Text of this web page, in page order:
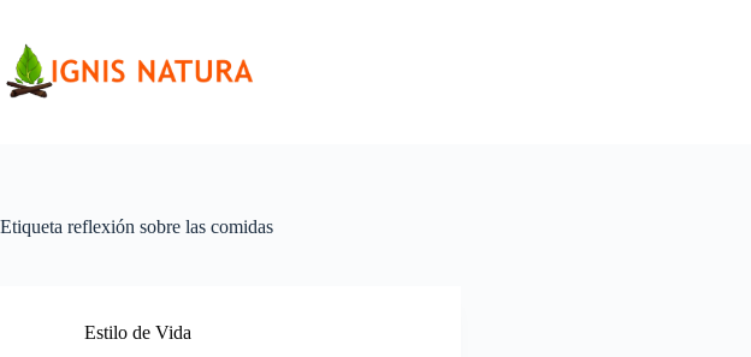
contenido
Etiqueta reflexión sobre las comidas
Estilo de Vida